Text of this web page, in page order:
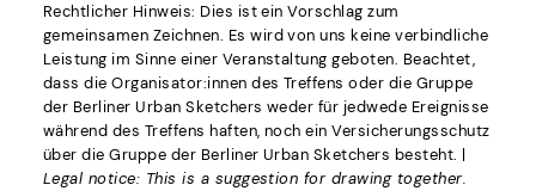
Rechtlicher Hinweis: Dies ist ein Vorschlag zum
gemeinsamen Zeichnen. Es wird von uns keine verbindliche
Leistung im Sinne einer Veranstaltung geboten. Beachtet,
dass die Organisator:innen des Treffens oder die Gruppe
der Berliner Urban Sketchers weder für jedwede Ereignisse
während des Treffens haften, noch ein Versicherungsschutz
über die Gruppe der Berliner Urban Sketchers besteht. |
Legal notice: This is a suggestion for drawing together.